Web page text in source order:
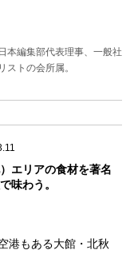
本編集部代表理事、一般社
ストの会所属。
エリアの食材を著名
味わう。
港もある大館・北秋